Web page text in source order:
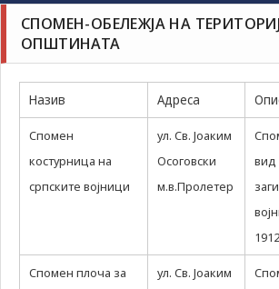
СПОМЕН-ОБЕЛЕЖЈА НА
ОПШТИНАТА
Назив Адреса
Спомен
костурница на
српските војници
ул. Св. Јоаким
Осоговски
м.в.Пролетер
вид
Спомен плоча за
ул. Св. Јоаким
Вашиот
додека